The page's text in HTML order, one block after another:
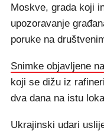
Moskve, grada koji
upozoravanje
poruke na
Snimke objavljene
koji se dižu iz
dva dana na istu
Ukrajinski udari